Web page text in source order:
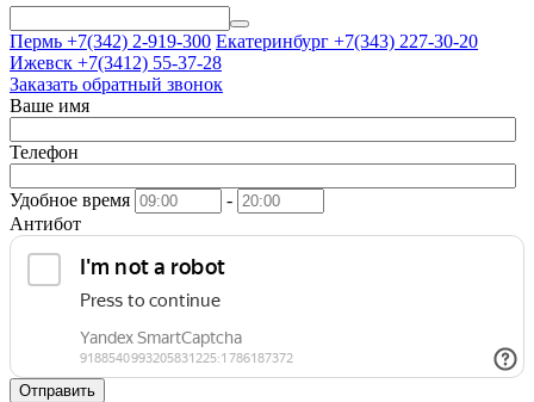
Пермь +7(342) 2-919-300 Екатеринбург +7(343) 227-30-20
Ижевск +7(3412) 55-37-28
Заказать обратный звонок
Ваше имя
Телефон
Удобное время
-
Антибот
Отправить